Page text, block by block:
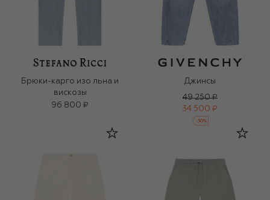
Брюки-карго изо льна и
вискозы
96 800 ₽
Джинсы
49 250 ₽
34 500 ₽
-30%